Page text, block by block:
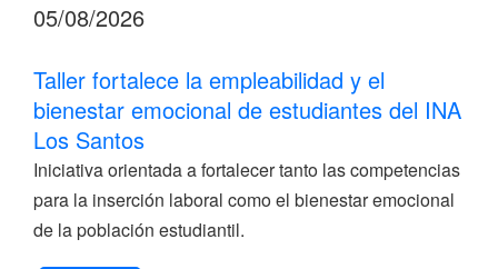
05/08/2026
Taller fortalece la empleabilidad y el
bienestar emocional de estudiantes del INA
Los Santos
Iniciativa orientada a fortalecer tanto las competencias
para la inserción laboral como el bienestar emocional
de la población estudiantil.